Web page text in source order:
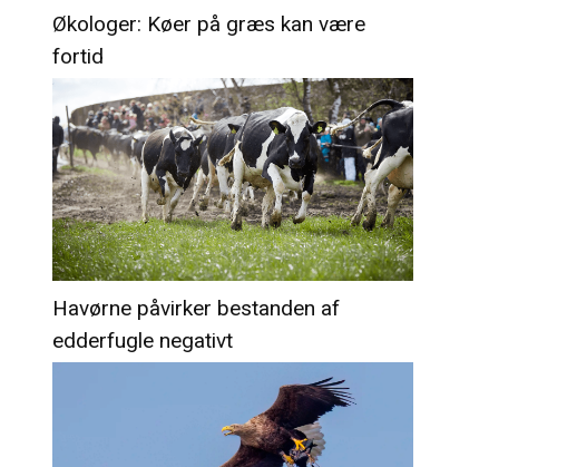
Økologer: Køer på græs kan være
fortid
Havørne påvirker bestanden af
edderfugle negativt